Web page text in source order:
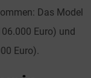
Das Model
Euro) und
Euro).